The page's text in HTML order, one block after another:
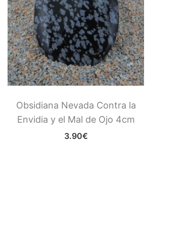
Obsidiana Nevada Contra la
Envidia y el Mal de Ojo 4cm
3.90€